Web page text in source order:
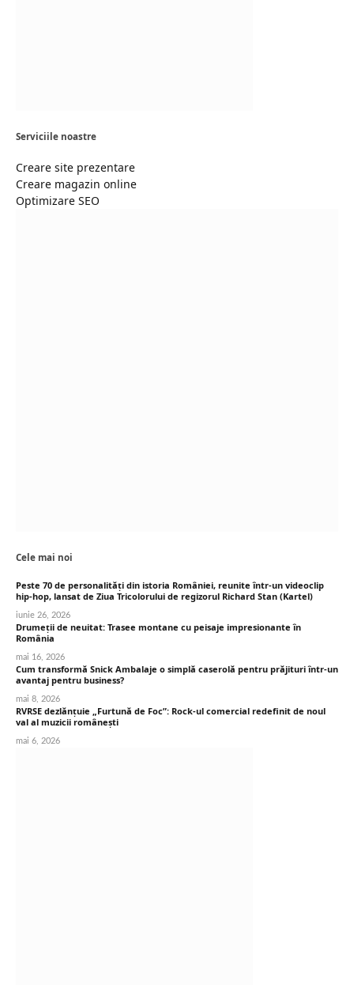
Serviciile noastre
Creare site prezentare
Creare magazin online
Optimizare SEO
Cele mai noi
Peste 70 de personalități din istoria României, reunite într-un videoclip
hip-hop, lansat de Ziua Tricolorului de regizorul Richard Stan (Kartel)
iunie 26, 2026
Drumeții de neuitat: Trasee montane cu peisaje impresionante în
România
mai 16, 2026
Cum transformă Snick Ambalaje o simplă caserolă pentru prăjituri într-un
avantaj pentru business?
mai 8, 2026
RVRSE dezlănțuie „Furtună de Foc”: Rock-ul comercial redefinit de noul
val al muzicii românești
mai 6, 2026